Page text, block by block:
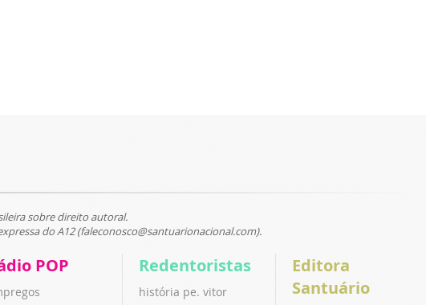
sobre direito autoral.
do A12 (faleconosco@santuarionacional.com).
POP Redentoristas
história pe. vitor
Editora
Santuário